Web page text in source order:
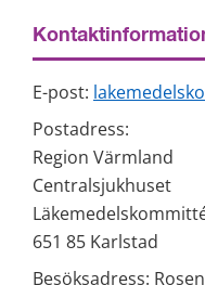
E-post:
Postadress:
Region Värmland
Centralsjukhuset
651 85 Karlstad
Besöksadress: